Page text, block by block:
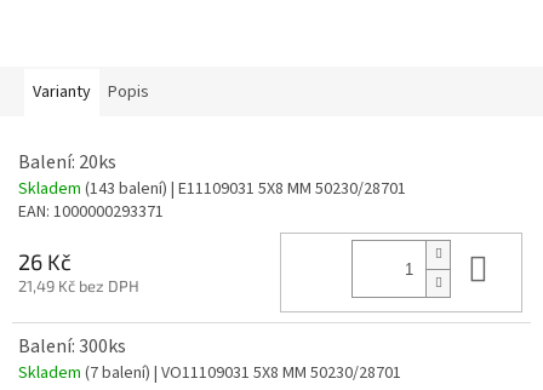
Varianty Popis
Balení: 20ks
Skladem (143 balení) | E11109031 5X8 MM 50230/28701
EAN: 1000000293371
26 Kč
21,49 Kč bez DPH
Balení: 300ks
Skladem (7 balení) | VO11109031 5X8 MM 50230/28701